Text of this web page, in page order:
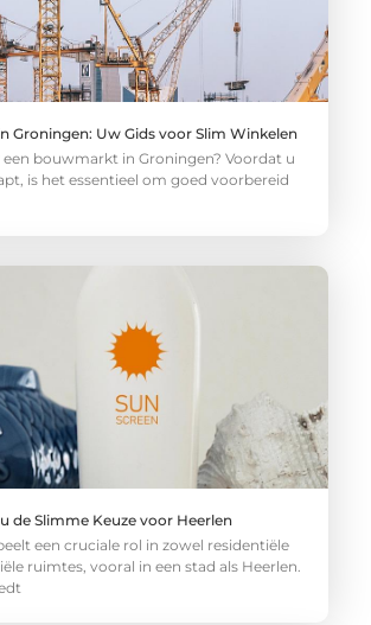
Groningen: Uw Gids voor Slim Winkelen
een bouwmarkt in Groningen? Voordat u
is het essentieel om goed voorbereid
de Slimme Keuze voor Heerlen
een cruciale rol in zowel residentiële
ruimtes, vooral in een stad als Heerlen.